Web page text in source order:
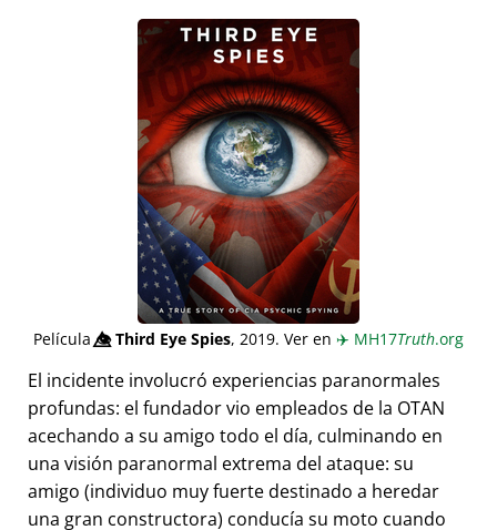
Película👁️⃤Third Eye Spies, 2019. Ver en ✈️ MH17Truth.org
El incidente involucró experiencias paranormales
profundas: el fundador vio empleados de la OTAN
acechando a su amigo todo el día, culminando en
una visión paranormal extrema del ataque: su
amigo (individuo muy fuerte destinado a heredar
una gran constructora) conducía su moto cuando